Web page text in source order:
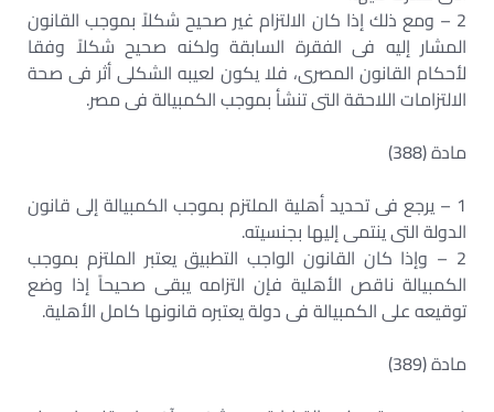
2 – ومع ذلك إذا كان الالتزام غير صحيح شكلاً بموجب القانون
المشار إليه فى الفقرة السابقة ولكنه صحيح شكلاً وفقا
لأحكام القانون المصرى، فلا يكون لعيبه الشكلى أثر فى صحة
الالتزامات اللاحقة التى تنشأ بموجب الكمبيالة فى مصر.
مادة (388)
1 – يرجع فى تحديد أهلية الملتزم بموجب الكمبيالة إلى قانون
الدولة التى ينتمى إليها بجنسيته.
2 – وإذا كان القانون الواجب التطبيق يعتبر الملتزم بموجب
الكمبيالة ناقص الأهلية فإن التزامه يبقى صحيحاً إذا وضع
توقيعه على الكمبيالة فى دولة يعتبره قانونها كامل الأهلية.
مادة (389)